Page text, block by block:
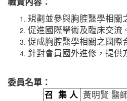
規劃並參與胸腔醫學相關
促進國際學術及臨床交流
促成胸腔醫學相關之國際
針對會員國外進修，提供
委員名單：
召 集 人 黃明賢 醫